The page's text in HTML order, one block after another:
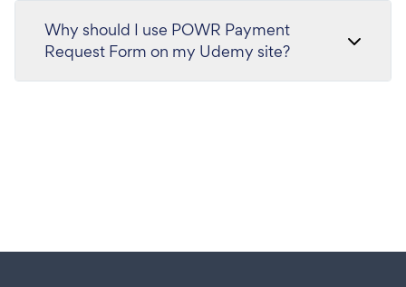
Why should I use POWR Payment
Request Form on my Udemy site?